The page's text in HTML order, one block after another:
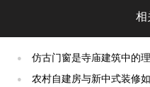
相
●
仿古门窗是寺庙建筑中的
终生【冠墅阳光】
●
农村自建房与新中式装修